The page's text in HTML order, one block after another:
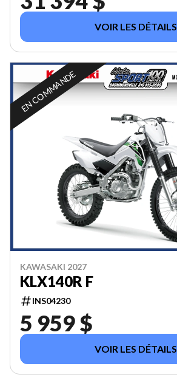
VOIR LES DÉTAILS
EN COMMANDE
KAWASAKI 2027
KLX140R F
INS04230
5 959 $
VOIR LES DÉTAILS